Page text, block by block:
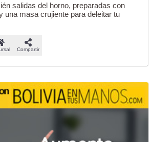
salidas del horno, preparadas con
una masa crujiente para deleitar tu
Compartir